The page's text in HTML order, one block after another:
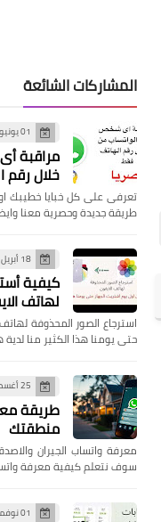
المشاركات الشائعة
01 يونيو 2021
مراقبة
خلال رقم
تعرفى على كل خبايا خطيبك
طريقة جديدة وحصرية معنا
18 أبريل 2021
كيفية
لهاتف
استرجاع الصور المحذوفة
حتى يومنا هذا الكثير منا
25 أغسطس 2020
طريقة
منطقتك
معرفة واتساب الجيران
سوف نتعلم كيفية معرفة
01 نوفمبر 2021